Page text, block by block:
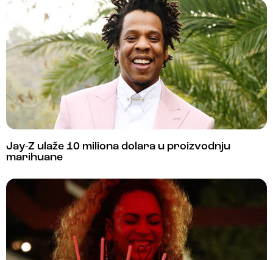
Jay-Z ulaže 10 miliona dolara u proizvodnju
marihuane